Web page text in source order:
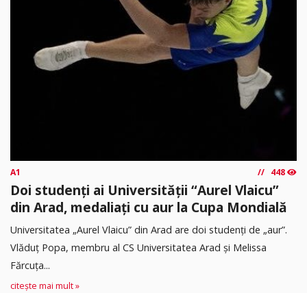
A1 448
Doi studenți ai Universității “Aurel Vlaicu”
din Arad, medaliați cu aur la Cupa Mondială
Universitatea „Aurel Vlaicu” din Arad are doi studenți de „aur”.
Vlăduț Popa, membru al CS Universitatea Arad și Melissa
Fărcuța...
citește mai mult »